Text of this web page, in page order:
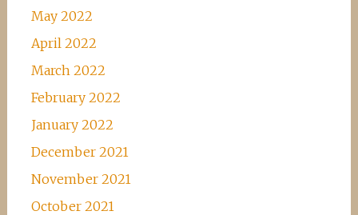
May 2022
April 2022
March 2022
February 2022
January 2022
December 2021
November 2021
October 2021